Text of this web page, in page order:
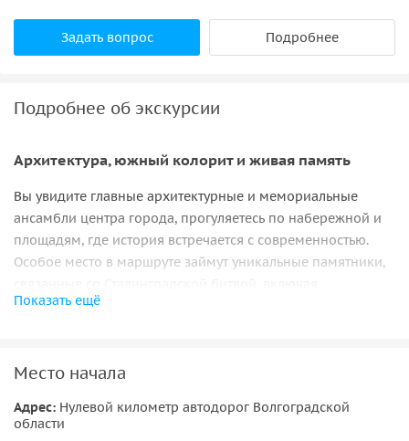
Задать вопрос Подробнее
Подробнее об экскурсии
Архитектура, южный колорит и живая память
Вы увидите главные архитектурные и мемориальные
ансамбли центра города, прогуляетесь по набережной и
площадям, где история встречается с современностью.
Особое место в маршруте займут уникальные памятники,
пережившие войну здания и символы стойкости.
Мы познакомимся с послевоенной архитектурой, вдохнём
южный колорит современного Волгограда и пройдём по
местам, где каждый камень хранит память о прошлом.
Показать ещё
Место начала
Адрес: Нулевой километр автодорог Волгоградской
области